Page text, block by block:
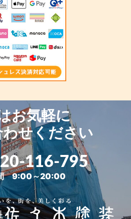
お気軽に
せください
116-795
9:00～20:00